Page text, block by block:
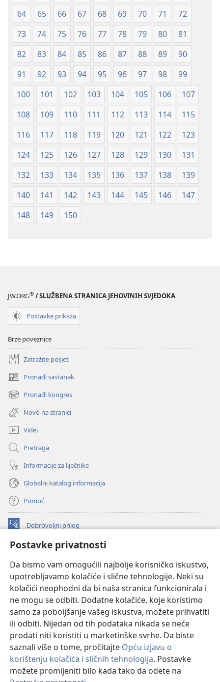
Postavke privatnosti
Da bismo vam omogućili najbolje korisničko iskustvo,
upotrebljavamo kolačiće i slične tehnologije. Neki su
kolačići neophodni da bi naša stranica funkcionirala i
ne mogu se odbiti. Dodatne kolačiće, koje koristimo
samo za poboljšanje vašeg iskustva, možete prihvatiti
ili odbiti. Nijedan od tih podataka nikada se neće
prodati niti koristiti u marketinške svrhe. Da biste
saznali više o tome, pročitajte Opću izjavu o
korištenju kolačića i sličnih tehnologija. Postavke
možete promijeniti bilo kada tako da odete na
64
65 66 67 68 69 70 71
72
73
74 75 76 77 78 79 80
81
82
83 84 85 86 87 88 89
90
91
92 93 94 95 96 97 98
99
100
101 102 103 104 105 106
107
108
109 110 111 112 113 114
115
116
117 118 119 120 121 122
123
124
125 126 127 128 129 130
131
132
133 134 135 136 137 138
139
140
141 142 143 144 145 146
147
148
149 150
JW.ORG® / SLUŽBENA STRANICA JEHOVINIH SVJEDOKA
Postavke prikaza
Brze poveznice
Zatražite posjet
Pronađi sastanak
(otvara
se
novi
prozor)
Pronađi kongres
(otvara
se
novi
prozor)
Novo na stranici
Videi
Pretraga
Informacije za liječnike
Globalni katalog informacija
Pomoć
Dobrovoljni prilog
(otvara
novi
INTERNETSKA BIBLIOTEKA Watchtower
se
novi
prozor)
JW Hub
(otvara
se
novi
JW Library
Watchtower Library
Copyright© 2026 Watch Tower Bible and Tract Society of Pennsylvania.
UVJETI KORIŠTENJA|